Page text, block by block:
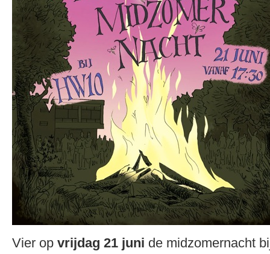
Vier op vrijdag 21 juni de midzomernacht